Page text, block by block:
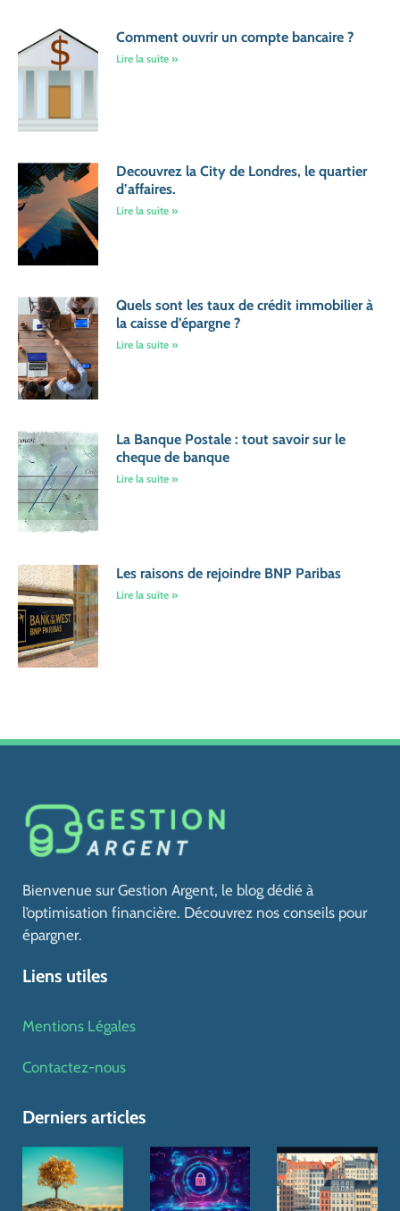
Comment ouvrir un compte bancaire ?
Lire la suite »
Decouvrez la City de Londres, le quartier
d’affaires.
Lire la suite »
Quels sont les taux de crédit immobilier à
la caisse d’épargne ?
Lire la suite »
La Banque Postale : tout savoir sur le
cheque de banque
Lire la suite »
Les raisons de rejoindre BNP Paribas
Lire la suite »
Bienvenue sur Gestion Argent, le blog dédié à
l’optimisation financière. Découvrez nos conseils pour
épargner.
Liens utiles
Mentions Légales
Contactez-nous
Derniers articles